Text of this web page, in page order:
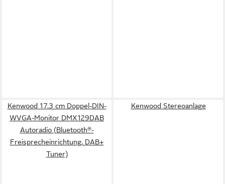
Kenwood 17.3 cm Doppel-DIN-
WVGA-Monitor DMX129DAB
Autoradio (Bluetooth®-
Freisprecheinrichtung, DAB+
Tuner)
Kenwood Stereoanlage